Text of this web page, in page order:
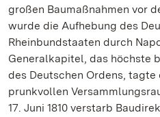
großen Baumaßnahmen vor
wurde die Aufhebung des
Rheinbundstaaten durch
Generalkapitel, das höchste
des Deutschen Ordens,
prunkvollen
17. Juni 1810 verstarb